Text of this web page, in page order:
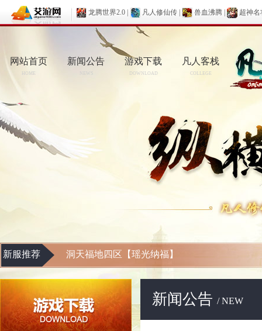
龙腾世界2.0 凡人修仙传 兽血沸腾 超神名
网站首页
HOME
新闻公告
NEWS
游戏下载
DOWNLOAD
凡人客栈
COLLEGE
新服推荐 洞天福地四区【瑶光纳福】
新闻公告 / NEW